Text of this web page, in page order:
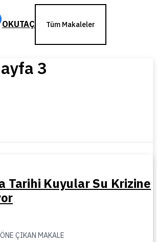
OKUTAÇ Tüm Makaleler
3
Tarihi Kuyular Su Krizine
ÖNE ÇIKAN MAKALE